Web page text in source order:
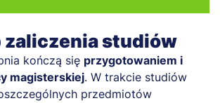
zaliczenia studiów
kończą się przygotowaniem i
magisterskiej. W trakcie studiów
przedmiotów